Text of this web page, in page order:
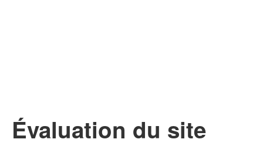
Évaluation du site